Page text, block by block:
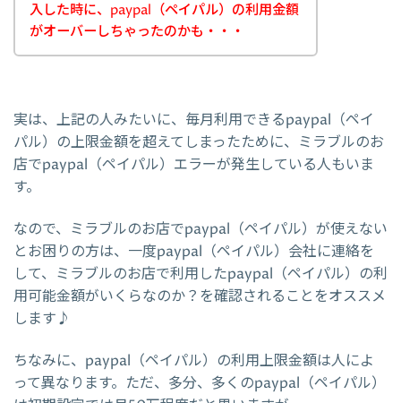
入した時に、paypal（ペイパル）の利用金額
がオーバーしちゃったのかも・・・
実は、上記の人みたいに、毎月利用できるpaypal（ペイ
パル）の上限金額を超えてしまったために、ミラブルのお
店でpaypal（ペイパル）エラーが発生している人もいま
す。
なので、ミラブルのお店でpaypal（ペイパル）が使えない
とお困りの方は、一度paypal（ペイパル）会社に連絡を
して、ミラブルのお店で利用したpaypal（ペイパル）の利
用可能金額がいくらなのか？を確認されることをオススメ
します♪
ちなみに、paypal（ペイパル）の利用上限金額は人によ
って異なります。ただ、多分、多くのpaypal（ペイパル）